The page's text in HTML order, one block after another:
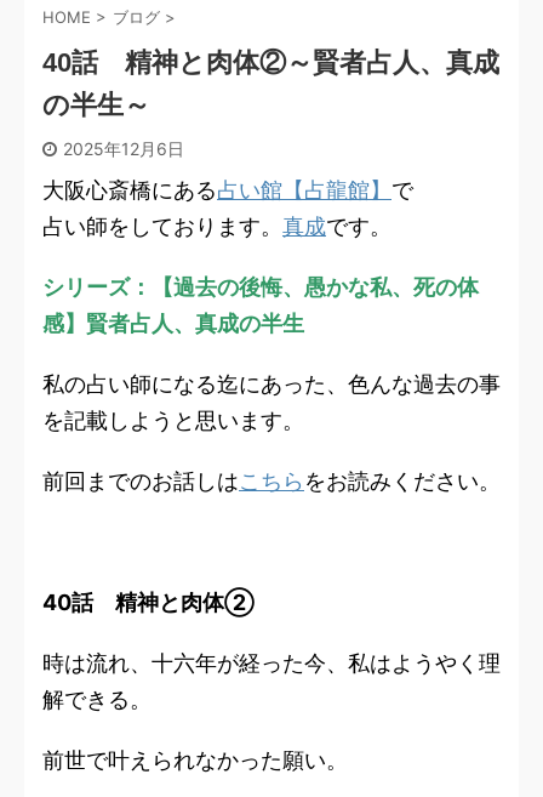
HOME > ブログ >
40話 精神と肉体②～賢者占人、真成
の半生～
2025年12月6日
大阪心斎橋にある占い館【占龍館】 で
占い師をしております。 真成です。
シリーズ：【過去の後悔、愚かな私、死の体
感】賢者占人、真成の半生
私の占い師になる迄にあった、色んな過去の事
を記載しようと思います。
前回までのお話しはこちら をお読みください。
40話 精神と肉体②
時は流れ、十六年が経った今、私はようやく理
解できる。
前世で叶えられなかった願い。